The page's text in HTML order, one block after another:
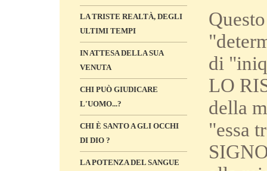
LA TRISTE REALTÀ, DEGLI
ULTIMI TEMPI
IN ATTESA DELLA SUA
VENUTA
CHI PUÒ GIUDICARE
L'UOMO...?
CHI È SANTO A GLI OCCHI
DI DIO ?
LA POTENZA DEL SANGUE
di
LO
della
"essa